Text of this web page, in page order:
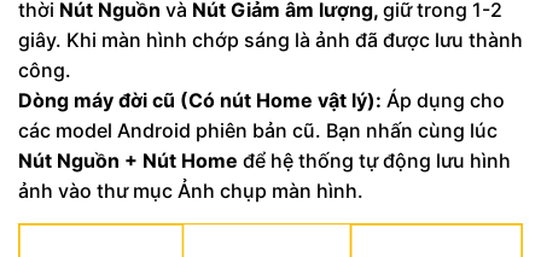
thời Nút Nguồn và Nút Giảm âm lượng, giữ trong 1-2
giây. Khi màn hình chớp sáng là ảnh đã được lưu thành
công.
Dòng máy đời cũ (Có nút Home vật lý): Áp dụng cho
các model Android phiên bản cũ. Bạn nhấn cùng lúc
Nút Nguồn + Nút Home để hệ thống tự động lưu hình
ảnh vào thư mục Ảnh chụp màn hình.